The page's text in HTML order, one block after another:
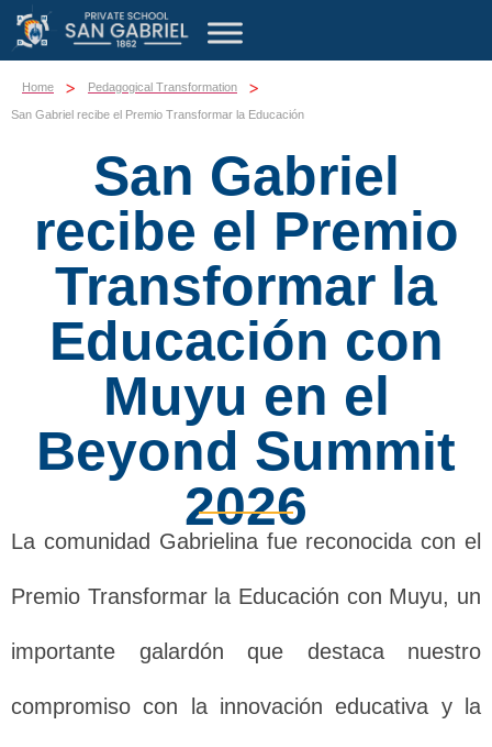
Home > Pedagogical Transformation >
San Gabriel recibe el Premio Transformar la Educación
San Gabriel
recibe el Premio
Transformar la
Educación con
Muyu en el
Beyond Summit
2026
La comunidad Gabrielina fue reconocida con el
Premio Transformar la Educación con Muyu, un
importante galardón que destaca nuestro
compromiso con la innovación educativa y la